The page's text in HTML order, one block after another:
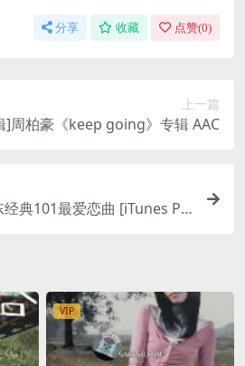
分享 收藏 点赞(0)
上一篇
]周柏豪《keep going》专辑 AAC
典101最爱恋曲 [iTunes Pl
VIP